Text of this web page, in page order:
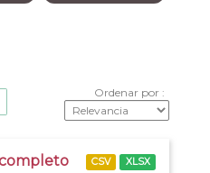
Ordenar por
completo CSV XLSX